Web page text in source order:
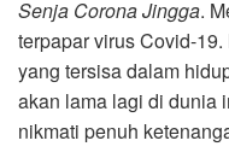
Senja Corona Jingga.
terpapar virus Covid-
yang tersisa dalam
akan lama lagi di dunia
nikmati penuh